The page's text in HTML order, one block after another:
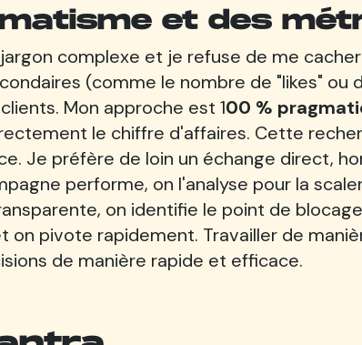
et des
complexe et je refuse de me
(comme le nombre de "likes" ou
Mon approche est 100 %
le chiffre d'affaires. Cette
Je préfère de loin un échange direct,
performe, on l'analyse pour la
on identifie le point de
on pivote rapidement. Travailler de
de manière rapide et efficace.